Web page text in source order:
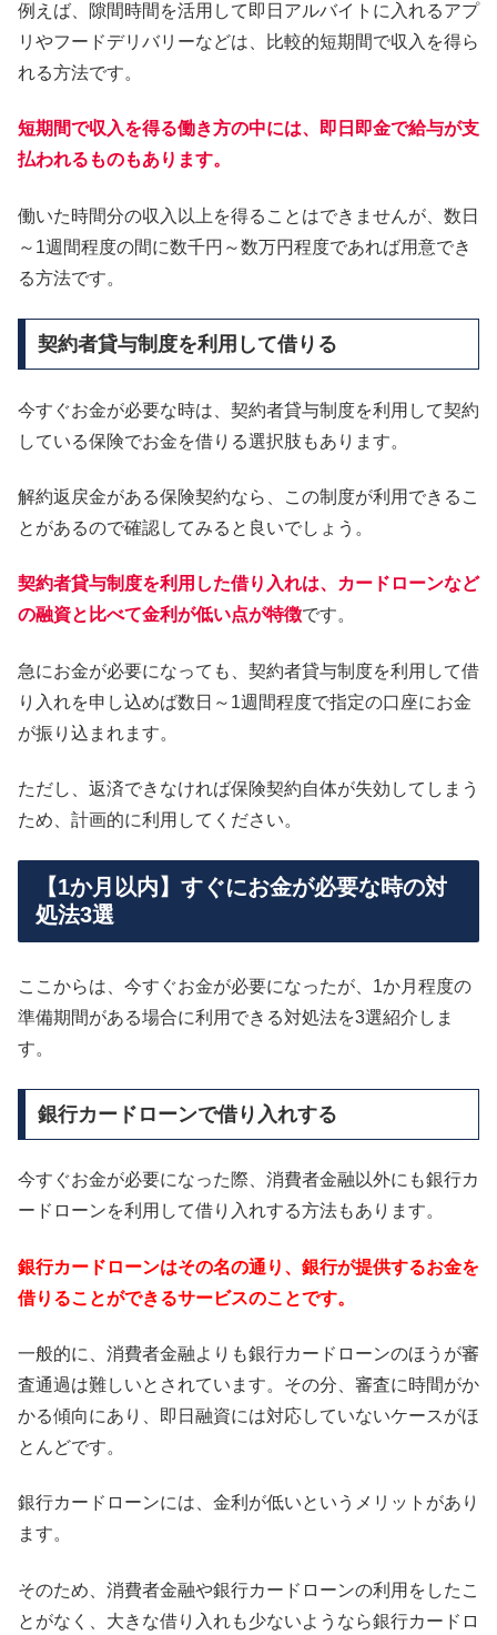
例えば、隙間時間を活用して即日アルバイトに入れるアプ
リやフードデリバリーなどは、比較的短期間で収入を得ら
れる方法です。
短期間で収入を得る働き方の中には、即日即金で給与が支
払われるものもあります。
働いた時間分の収入以上を得ることはできませんが、数日
～1週間程度の間に数千円～数万円程度であれば用意でき
る方法です。
契約者貸与制度を利用して借りる
今すぐお金が必要な時は、契約者貸与制度を利用して契約
している保険でお金を借りる選択肢もあります。
解約返戻金がある保険契約なら、この制度が利用できるこ
とがあるので確認してみると良いでしょう。
契約者貸与制度を利用した借り入れは、カードローンなど
の融資と比べて金利が低い点が特徴です。
急にお金が必要になっても、契約者貸与制度を利用して借
り入れを申し込めば数日～1週間程度で指定の口座にお金
が振り込まれます。
ただし、返済できなければ保険契約自体が失効してしまう
ため、計画的に利用してください。
【1か月以内】すぐにお金が必要な時の対
処法3選
ここからは、今すぐお金が必要になったが、1か月程度の
準備期間がある場合に利用できる対処法を3選紹介しま
す。
銀行カードローンで借り入れする
今すぐお金が必要になった際、消費者金融以外にも銀行カ
ードローンを利用して借り入れする方法もあります。
銀行カードローンはその名の通り、銀行が提供するお金を
借りることができるサービスのことです。
一般的に、消費者金融よりも銀行カードローンのほうが審
査通過は難しいとされています。その分、審査に時間がか
かる傾向にあり、即日融資には対応していないケースがほ
とんどです。
銀行カードローンには、金利が低いというメリットがあり
ます。
そのため、消費者金融や銀行カードローンの利用をしたこ
とがなく、大きな借り入れも少ないようなら銀行カードロ